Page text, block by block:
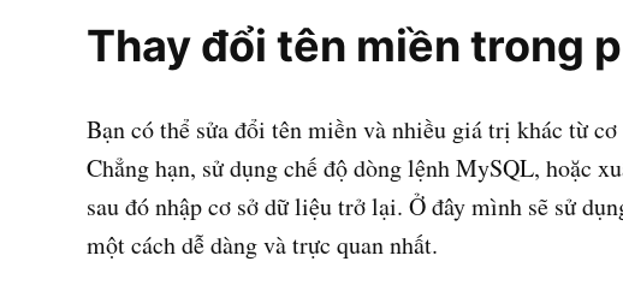
Thay đổi tên miền trong
Bạn có thể sửa đổi tên miền và nhiều giá trị khác từ
Chẳng hạn, sử dụng chế độ dòng lệnh MySQL, hoặc
sau đó nhập cơ sở dữ liệu trở lại. Ở đây mình sẽ sử
một cách dễ dàng và trực quan nhất.